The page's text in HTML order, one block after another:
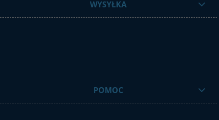
WYSYŁKA
POMOC